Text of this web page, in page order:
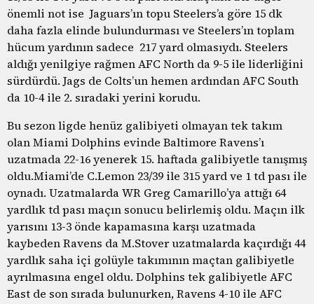
önemli not ise Jaguars’ın topu Steelers’a göre 15 dk
daha fazla elinde bulundurması ve Steelers’ın toplam
hücum yardının sadece 217 yard olmasıydı. Steelers
aldığı yenilgiye rağmen AFC North da 9-5 ile liderliğini
sürdürdü. Jags de Colts’un hemen ardından AFC South
da 10-4 ile 2. sıradaki yerini korudu.
Bu sezon ligde henüz galibiyeti olmayan tek takım
olan Miami Dolphins evinde Baltimore Ravens’ı
uzatmada 22-16 yenerek 15. haftada galibiyetle tanışmış
oldu.Miami’de C.Lemon 23/39 ile 315 yard ve 1 td pası ile
oynadı. Uzatmalarda WR Greg Camarillo’ya attığı 64
yardlık td pası maçın sonucu belirlemiş oldu. Maçın ilk
yarısını 13-3 önde kapamasına karşı uzatmada
kaybeden Ravens da M.Stover uzatmalarda kaçırdığı 44
yardlık saha içi golüyle takımının maçtan galibiyetle
ayrılmasına engel oldu. Dolphins tek galibiyetle AFC
East de son sırada bulunurken, Ravens 4-10 ile AFC